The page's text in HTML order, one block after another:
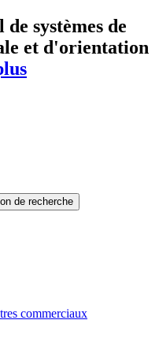
systèmes de
et d'orientation
commerciaux